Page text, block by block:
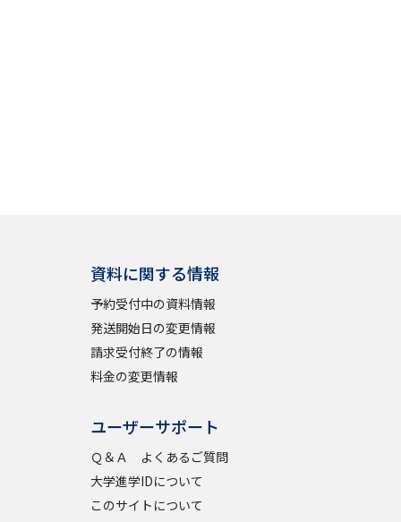
資料に関する情報
予約受付中の資料情報
発送開始日の変更情報
請求受付終了の情報
料金の変更情報
ユーザーサポート
Ｑ＆Ａ よくあるご質問
大学進学IDについて
このサイトについて